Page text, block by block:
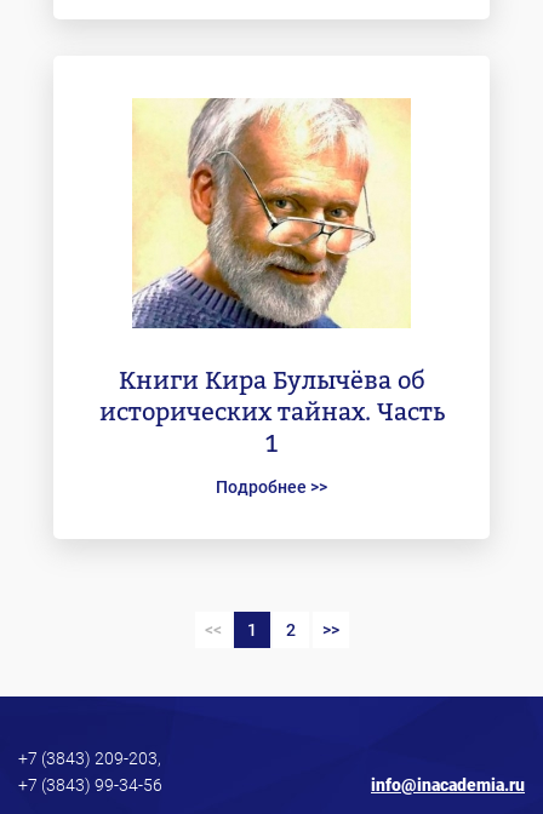
Книги Кира Булычёва об
исторических тайнах. Часть
1
Подробнее >>
<< 1 2 >>
+7 (3843) 209-203,
+7 (3843) 99-34-56
info@inacademia.ru